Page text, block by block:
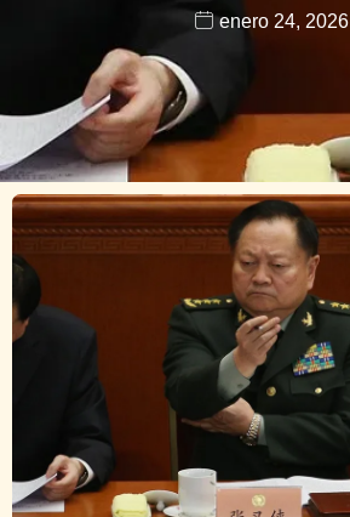
enero 24, 2026